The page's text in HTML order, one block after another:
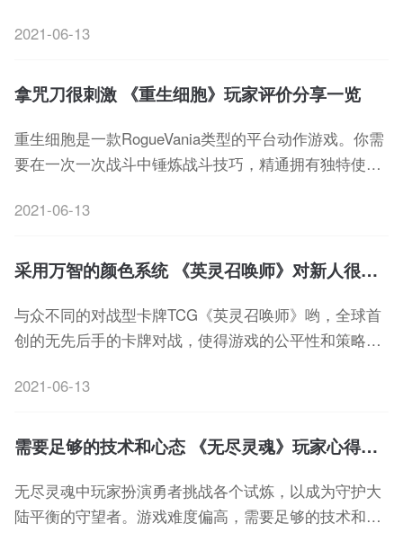
式弹幕的趣味战斗中，感受好友互撩恶搞的魅力!
2021-06-13
拿咒刀很刺激 《重生细胞》玩家评价分享一览
重生细胞是一款RogueVania类型的平台动作游戏。你需
要在一次一次战斗中锤炼战斗技巧，精通拥有独特使用
能，以逃过那些出其不意出现的怪潮侵袭，迎战强横凶
2021-06-13
采用万智的颜色系统 《英灵召唤师》对新人很友好的
与众不同的对战型卡牌TCG《英灵召唤师》哟，全球首
创的无先后手的卡牌对战，使得游戏的公平性和策略性
戏中体验到布阵策略与的心理预判的刺激感!Master，请
2021-06-13
需要足够的技术和心态 《无尽灵魂》玩家心得分享
无尽灵魂中玩家扮演勇者挑战各个试炼，以成为守护大
陆平衡的守望者。游戏难度偏高，需要足够的技术和心